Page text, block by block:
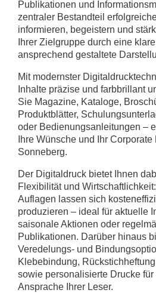
Publikationen und
zentraler Bestandteil
informieren, begeistern und
Ihrer Zielgruppe durch eine
ansprechend gestaltete
Mit modernster
Inhalte präzise und farbbrillant
Sie Magazine, Kataloge,
Produktblätter,
oder Bedienungsanleitungen –
Ihre Wünsche und Ihr
Sonneberg.
Der Digitaldruck bietet Ihnen
Flexibilität und
Auflagen lassen sich
produzieren – ideal für aktuelle
saisonale Aktionen oder
Publikationen. Darüber hinaus
Veredelungs- und
Klebebindung,
sowie personalisierte Drucke
Ansprache Ihrer Leser.